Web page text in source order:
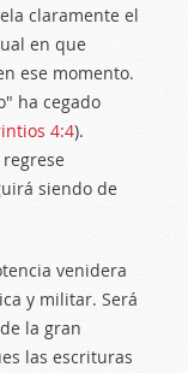
claramente el
en que
ese momento.
ha cegado
4:4).
siendo de
venidera
y militar. Será
la gran
las escrituras